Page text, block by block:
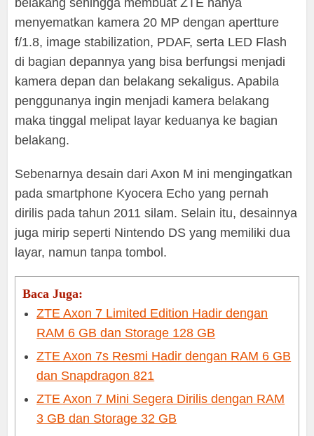
menyematkan kamera 20 MP dengan apertture
f/1.8, image stabilization, PDAF, serta LED Flash
di bagian depannya yang bisa berfungsi menjadi
kamera depan dan belakang sekaligus. Apabila
penggunanya ingin menjadi kamera belakang
maka tinggal melipat layar keduanya ke bagian
belakang.
Sebenarnya desain dari Axon M ini mengingatkan
pada smartphone Kyocera Echo yang pernah
dirilis pada tahun 2011 silam. Selain itu, desainnya
juga mirip seperti Nintendo DS yang memiliki dua
layar, namun tanpa tombol.
Baca Juga:
ZTE Axon 7 Limited Edition Hadir dengan
RAM 6 GB dan Storage 128 GB
ZTE Axon 7s Resmi Hadir dengan RAM 6 GB
dan Snapdragon 821
ZTE Axon 7 Mini Segera Dirilis dengan RAM
3 GB dan Storage 32 GB